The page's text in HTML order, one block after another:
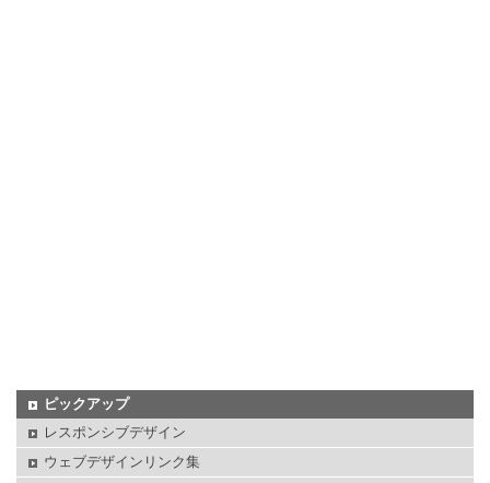
ピックアップ
レスポンシブデザイン
ウェブデザインリンク集